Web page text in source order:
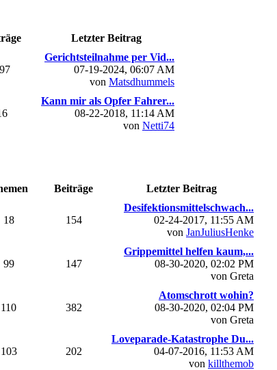
Letzter Beitrag
Gerichtsteilnahme per Vid...
07-19-2024, 06:07 AM
von Matsdhummels
Kann mir als Opfer Fahrer...
08-22-2018, 11:14 AM
von Netti74
Beiträge Letzter Beitrag
18 154
Desifektionsmittelschwach...
02-24-2017, 11:55 AM
von JanJuliusHenke
99 147
Grippemittel helfen kaum,...
08-30-2020, 02:02 PM
von Greta
110 382
Atomschrott wohin?
08-30-2020, 02:04 PM
von Greta
103 202
Loveparade-Katastrophe Du...
04-07-2016, 11:53 AM
von killthemob